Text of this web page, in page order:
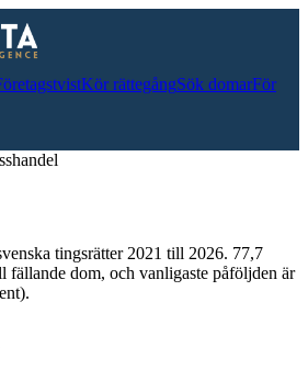
Kör rättegångSök domarFör
tingsrätter2021 till 2026. 77,7
fällande dom, och vanligaste påföljden är
.